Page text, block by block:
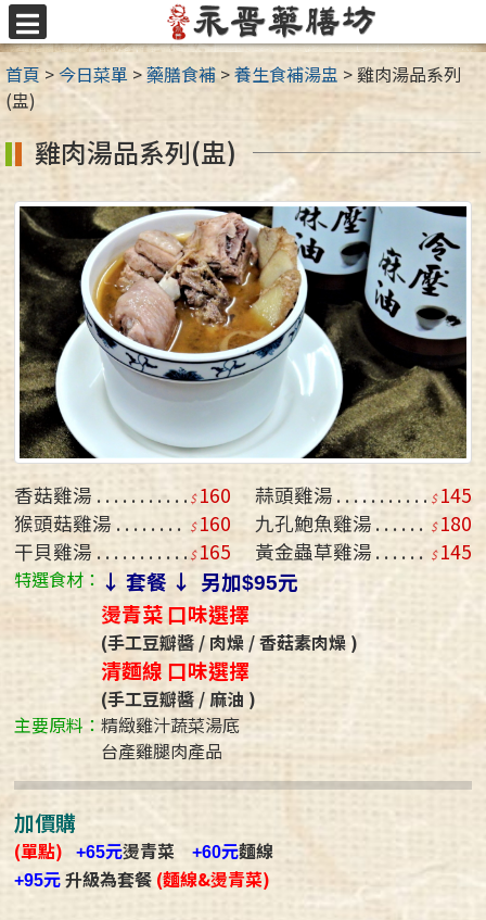
跳
至
主
要
內
容
區
首頁 >今日菜單 >藥膳食補>養生食補湯盅 >雞肉湯品系列
(盅)
雞肉湯品系列(盅)
香菇雞湯 160 蒜頭雞湯
145
猴頭菇雞湯
160 九孔鮑魚雞湯
180
干貝雞湯
165 黃金蟲草雞湯 145
特選食材： ↓ 套餐 ↓ 另加$95元
燙青菜 口味選擇
(手工豆瓣醬 / 肉燥 / 香菇素肉燥 )
清麵線 口味選擇
(手工豆瓣醬 / 麻油 )
主要原料： 精緻雞汁蔬菜湯底
台產雞腿肉產品
加價購
(單點) +65元燙青菜 +60元麵線
+95元升級為套餐 (麵線&燙青菜)
選
單